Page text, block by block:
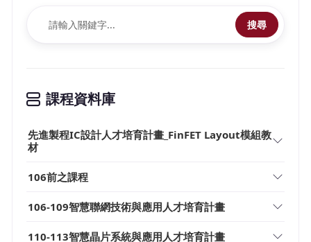
搜尋
課程資料庫
先進製程IC設計人才培育計畫_FinFET Layout模組教
材
106前之課程
106-109智慧聯網技術與應用人才培育計畫
110-113智慧晶片系統與應用人才培育計畫